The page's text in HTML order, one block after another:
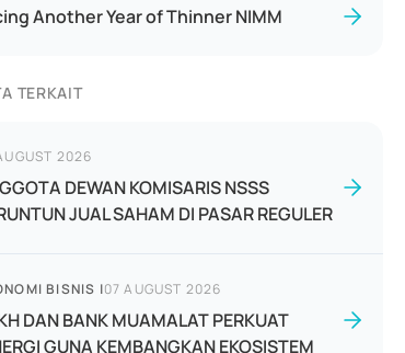
Another Year of Thinner NIMM
TERKAIT
2026
DEWAN KOMISARIS NSSS
JUAL SAHAM DI PASAR REGULER
BISNIS |07 AUGUST 2026
DAN BANK MUAMALAT PERKUAT
GUNA KEMBANGKAN EKOSISTEM